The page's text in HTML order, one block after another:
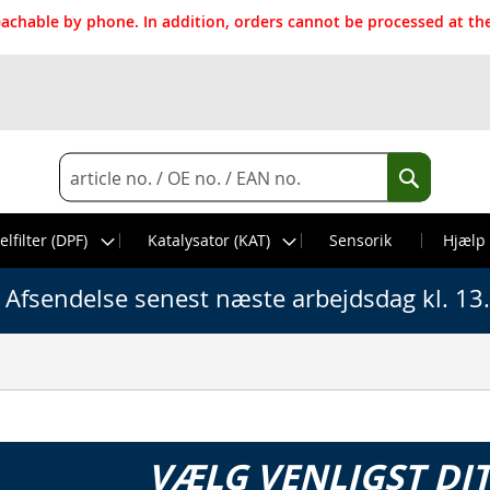
by phone. In addition, orders cannot be processed at
Search
Search
(DPF)
Katalysator (KAT) Sensorik Hjælp
Afsendelse senest næste arbejdsdag kl.
VÆLG VENLIGST